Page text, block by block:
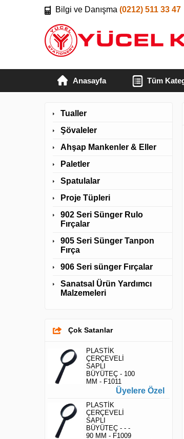
Bilgi ve Danışma (0212) 511 33 47
Anasayfa Tüm
Tualler
Şövaleler
Ahşap Mankenler & Eller
Paletler
Spatulalar
Proje Tüpleri
902 Seri Sünger Rulo
Fırçalar
905 Seri Sünger Tanpon
Fırça
906 Seri sünger Fırçalar
Sanatsal Ürün Yardımcı
Malzemeleri
Çok Satanlar
PLASTİK
ÇERÇEVELİ
SAPLI
BÜYÜTEÇ - 100
MM - F1011
Üyelere Özel
PLASTİK
ÇERÇEVELİ
SAPLI
BÜYÜTEÇ - - -
90 MM - F1009